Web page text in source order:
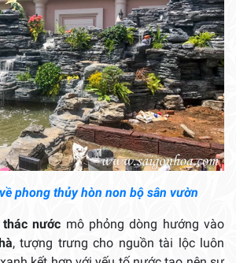
phong thủy hòn non bộ sân vườn
nước mô phỏng dòng hướng vào
, tượng trưng cho nguồn tài lộc luôn